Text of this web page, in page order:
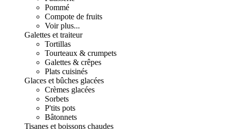
Pommé
Compote de fruits
Voir plus...
Galettes et traiteur
Tortillas
Tourteaux & crumpets
Galettes & crêpes
Plats cuisinés
Glaces et bûches glacées
Crèmes glacées
Sorbets
P'tits pots
Bâtonnets
Tisanes et boissons chaudes